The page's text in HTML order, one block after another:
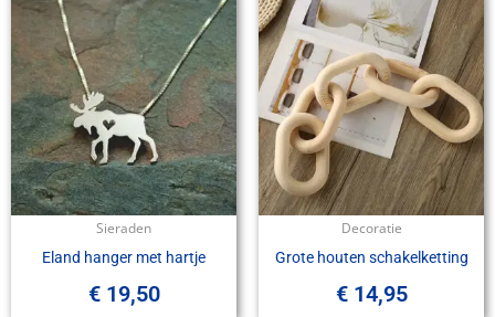
Sieraden
Eland hanger met hartje
€19,50
Decoratie
Grote houten schakelketting
€14,95